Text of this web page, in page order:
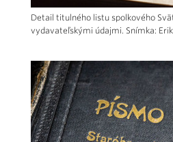
Detail titulného listu spolkového
vydavateľskými údajmi. Snímka: